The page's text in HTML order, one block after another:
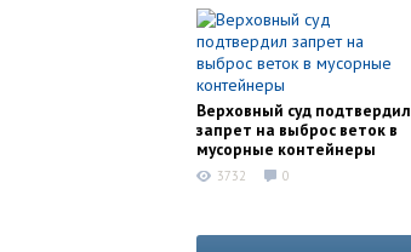
Верховный суд подтвердил
запрет на выброс веток в
мусорные контейнеры
3732 0